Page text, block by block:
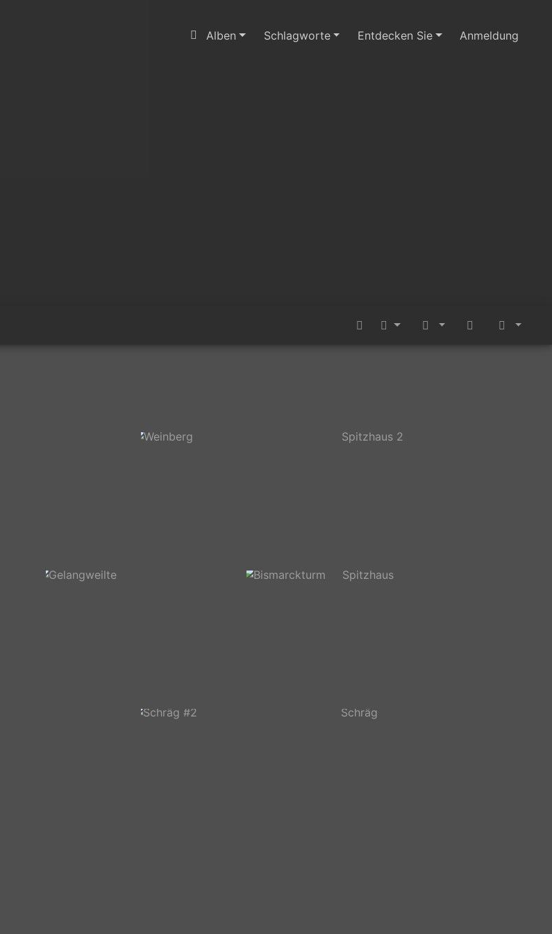
Alben Schlagworte Entdecken Sie Anmeldung
Gesicht Weinberg
Gelangweilte